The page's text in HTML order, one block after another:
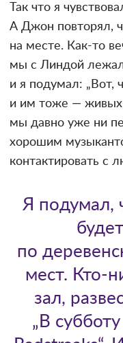
Так что я
А Джон повторял,
на месте. Как-то
мы с Линдой
и я подумал: „Вот,
и им тоже — живых
мы давно уже ни
хорошим
контактировать с
Я подумал,
по
мест. Кто-
зал,
„В